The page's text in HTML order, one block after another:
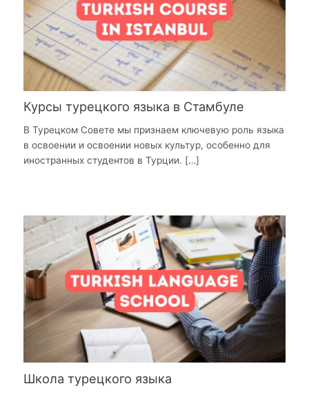
Курсы турецкого языка в Стамбуле
В Турецком Совете мы признаем ключевую роль языка
в освоении и освоении новых культур, особенно для
иностранных студентов в Турции. […]
Школа турецкого языка